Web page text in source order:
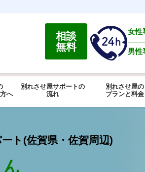
相談
無料
女性
男性
へ
別れさせ屋サポートの
流れ
別れさせ屋の
プランと料金
ト(佐賀県・佐賀周辺)